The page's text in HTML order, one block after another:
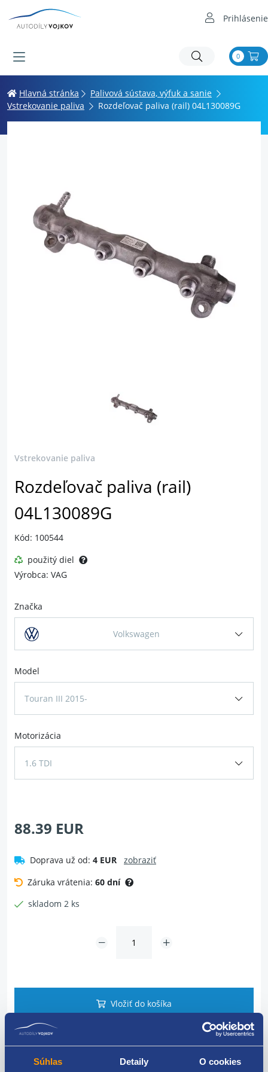
Súhlas Detaily O cookies
Prihlásenie
0
Hlavná stránka
Palivová sústava, výfuk a sanie
Vstrekovanie paliva
Rozdeľovač paliva (rail) 04L130089G
Vstrekovanie paliva
Rozdeľovač paliva (rail)
04L130089G
Kód: 100544
použitý diel
Výrobca: VAG
Značka
Volkswagen
Model
Touran III 2015-
Motorizácia
1.6 TDI
88.39 EUR
Doprava už od: 4 EUR
zobraziť
Záruka vrátenia: 60 dní
skladom 2 ks
Vložiť do košíka
Dotaz na tovar